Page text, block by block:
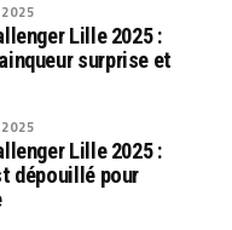
Lille 2025 :
surprise et
Lille 2025 :
dépouillé pour